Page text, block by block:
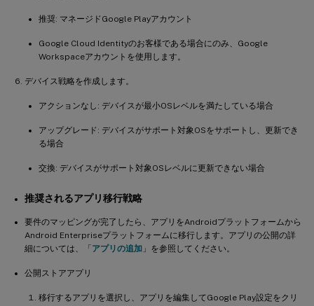
推奨: マネージドGoogle Playアカウント
Google Cloud Identityのお客様である場合にのみ、Google
Workspaceアカウントを使用します。
デバイス戦略を作成します。
アクションなし: デバイスが最小OSレベルを満たしている場合
アップグレード: デバイスがサポート対象OSをサポートし、更新でき
る場合
交換: デバイスがサポート対象OSレベルに更新できない場合
推奨されるアプリ移行戦略
要件のマッピングが完了したら、アプリをAndroidプラットフォームから
Android Enterpriseプラットフォームに移行します。アプリの公開の詳
細については、「アプリの追加 」を参照してください。
公開ストアアプリ
移行するアプリを選択し、アプリを編集してGoogle Play設定をクリ